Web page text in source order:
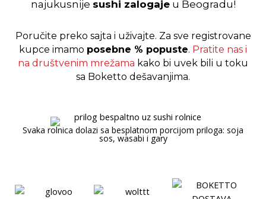
najukusnije sushi zalogajeu Beogradu!
Poručite preko sajta i uživajte. Za sve registrovane
kupce imamo posebne % popuste. Pratite nas i
na društvenim mrežama kako bi uvek bili u toku
sa Boketto dešavanjima.
Svaka rolnica dolazi sa besplatnom porcijom priloga: soja
sos, wasabi i gary